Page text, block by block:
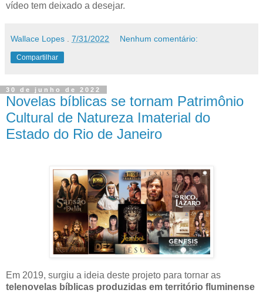
vídeo tem deixado a desejar.
Wallace Lopes 7/31/2022 Nenhum comentário:
Compartilhar
30 de junho de 2022
Novelas bíblicas se tornam Patrimônio
Cultural de Natureza Imaterial do
Estado do Rio de Janeiro
Em 2019, surgiu a ideia deste projeto para tornar as
telenovelas bíblicas produzidas em território fluminense